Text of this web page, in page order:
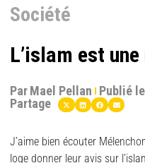
Société
L’islam est
ParMael Pellan Publié le
Partage
J’aime bien écouter
loge donner leur avis sur